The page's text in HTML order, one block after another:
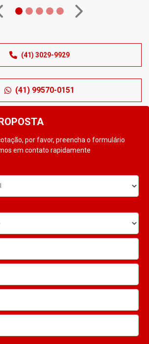
por favor, preencha o formulário
em contato rapidamente
(41) 99570-0151